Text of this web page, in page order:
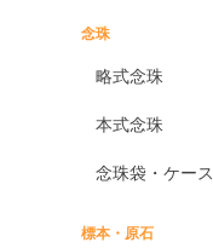
イーグルアイ
ヴァーダイト
オニキス各種
念珠
略式念珠
本式念珠
念珠袋・ケース
標本・原石